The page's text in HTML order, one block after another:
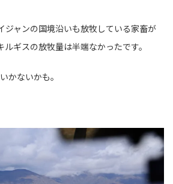
ジャンの国境沿いも放牧している家畜が
ギスの放牧量は半端なかったです。
かないかも。